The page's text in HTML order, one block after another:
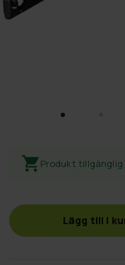
Produkt tillgänglig
Lägg till i